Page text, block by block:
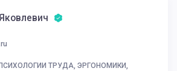
ТРУДА, ЭРГОНОМИКИ,